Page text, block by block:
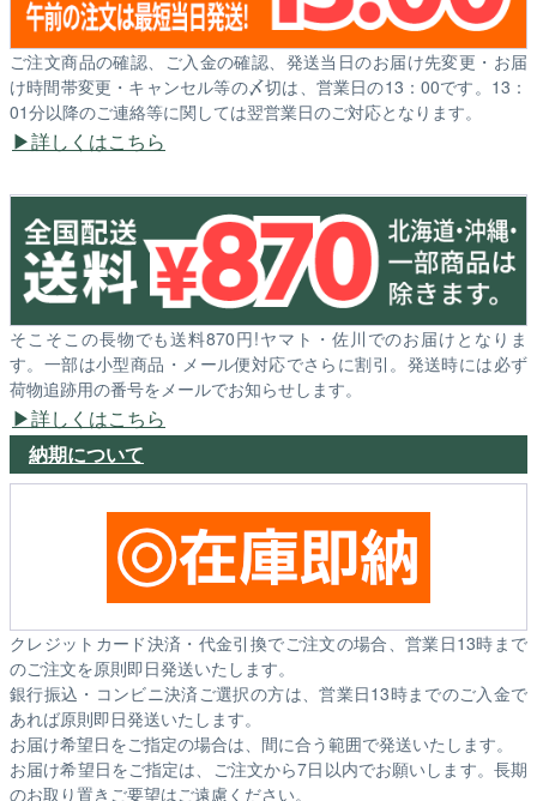
ご注文商品の確認、ご入金の確認、発送当日のお届け先変更・お届
け時間帯変更・キャンセル等の〆切は、営業日の13：00です。13：
01分以降のご連絡等に関しては翌営業日のご対応となります。
詳しくはこちら
そこそこの長物でも送料870円!ヤマト・佐川でのお届けとなりま
す。一部は小型商品・メール便対応でさらに割引。発送時には必ず
荷物追跡用の番号をメールでお知らせします。
詳しくはこちら
納期について
クレジットカード決済・代金引換でご注文の場合、営業日13時まで
のご注文を原則即日発送いたします。
銀行振込・コンビニ決済ご選択の方は、営業日13時までのご入金で
あれば原則即日発送いたします。
お届け希望日をご指定の場合は、間に合う範囲で発送いたします。
お届け希望日をご指定は、ご注文から7日以内でお願いします。長期
のお取り置きご要望はご遠慮ください。